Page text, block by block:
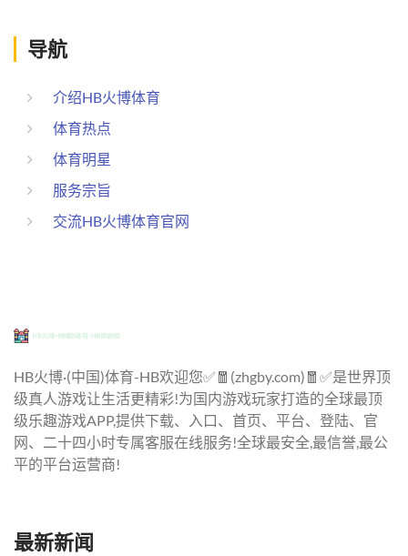
导航
介绍HB火博体育
体育热点
体育明星
服务宗旨
交流HB火博体育官网
HB火博·(中国)体育-HB欢迎您✅🧧(zhgby.com)🧧✅是世界顶
级真人游戏让生活更精彩!为国内游戏玩家打造的全球最顶
级乐趣游戏APP,提供下载、入口、首页、平台、登陆、官
网、二十四小时专属客服在线服务!全球最安全,最信誉,最公
平的平台运营商!
最新新闻